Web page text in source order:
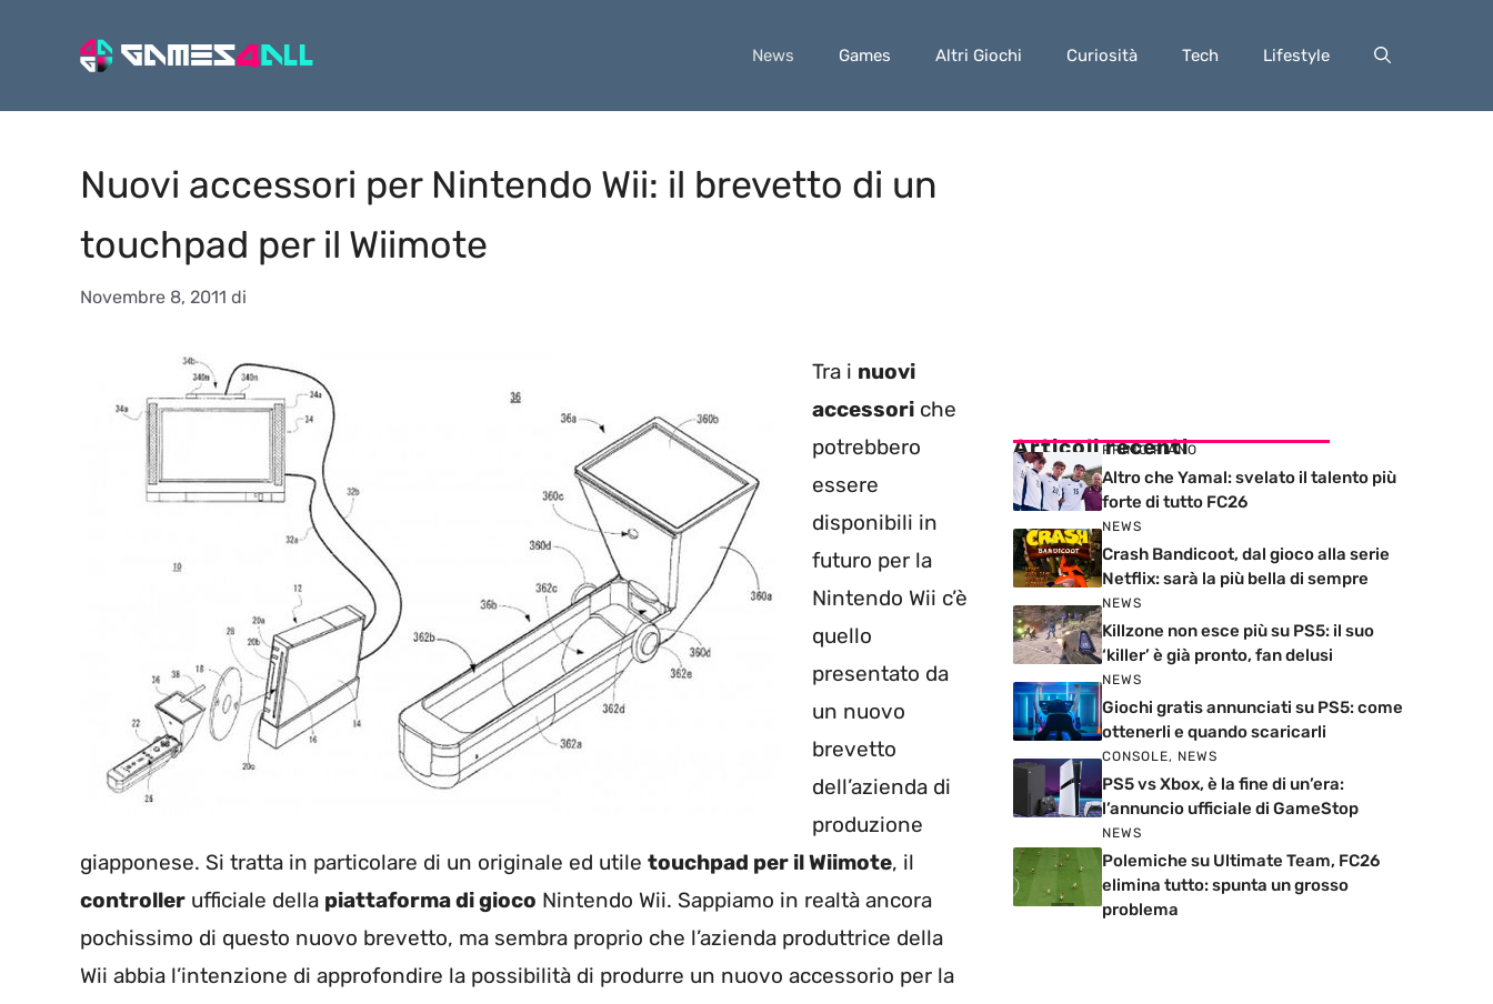
News Games Altri Giochi Curiosità Tech Lifestyle
Nuovi accessori per Nintendo Wii: il brevetto di un
touchpad per il Wiimote
Novembre 8, 2011 di
Tra i nuovi
accessoriche
potrebbero
essere
disponibili in
futuro per la
Nintendo Wii c’è
quello
presentato da
un nuovo
brevetto
dell’azienda di
produzione
giapponese. Si tratta in particolare di un originale ed utile touchpad per il Wiimote, il
controller ufficiale della piattaforma di gioco Nintendo Wii. Sappiamo in realtà ancora
pochissimo di questo nuovo brevetto, ma sembra proprio che l’azienda produttrice della
Wii abbia l’intenzione di approfondire la possibilità di produrre un nuovo accessorio per la
Articoli recenti
PRIMO PIANO
Altro che Yamal: svelato il talento più
forte di tutto FC26
NEWS
Crash Bandicoot, dal gioco alla serie
Netflix: sarà la più bella di sempre
NEWS
Killzone non esce più su PS5: il suo
‘killer’ è già pronto, fan delusi
NEWS
Giochi gratis annunciati su PS5: come
ottenerli e quando scaricarli
CONSOLE, NEWS
PS5 vs Xbox, è la fine di un’era:
l’annuncio ufficiale di GameStop
NEWS
Polemiche su Ultimate Team, FC26
elimina tutto: spunta un grosso
problema